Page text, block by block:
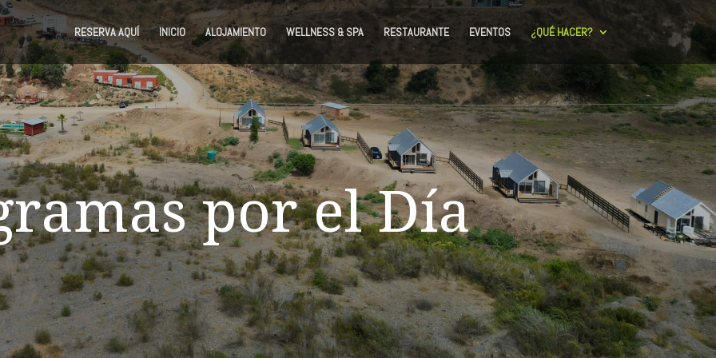
RESERVA AQUÍ INICIO ALOJAMIENTO WELLNESS & SPA RESTAURANTE EVENTOS ¿QUÉ HACER?
por el Día